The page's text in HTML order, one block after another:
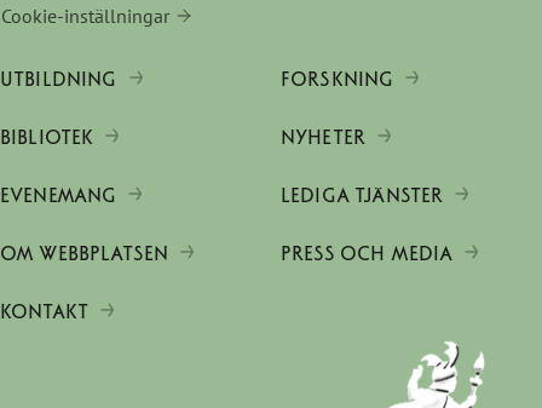
Cookie-inställningar
UTBILDNING FORSKNING
BIBLIOTEK NYHETER
EVENEMANG LEDIGA TJÄNSTER
OM WEBBPLATSEN PRESS OCH MEDIA
KONTAKT